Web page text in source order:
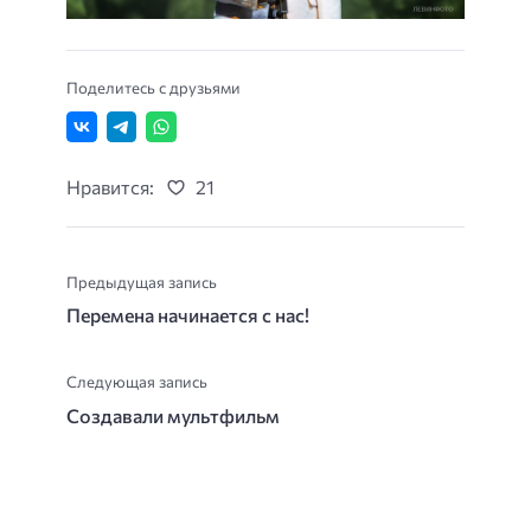
Поделитесь с друзьями
Нравится: 21
Предыдущая запись
Перемена начинается с нас!
Следующая запись
Создавали мультфильм